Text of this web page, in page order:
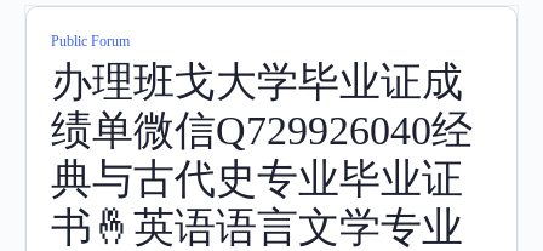
Public Forum
办理班戈大学毕业证成
绩单微信Q729926040经
典与古代史专业毕业证
书🤞英语语言文学专业